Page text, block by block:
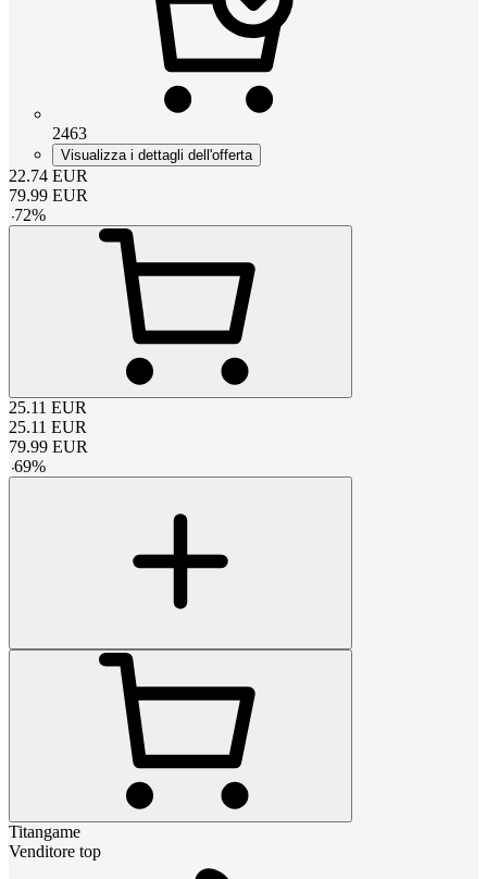
2463
Visualizza i dettagli dell'offerta
22.74 EUR
79.99 EUR
-72%
25.11 EUR
25.11 EUR
79.99 EUR
-69%
Titangame
Venditore top